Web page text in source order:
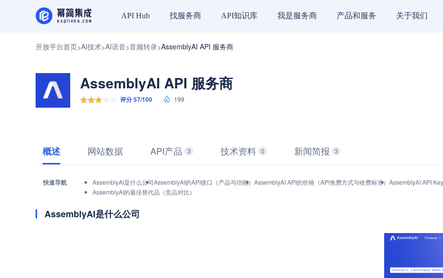
API Hub 找服务商 API知识库 我是服务商 产品和服务 关于我们
开放平台首页>AI技术>AI语音>音频转录>AssemblyAI API 服务商
AssemblyAI API 服务商
评分 57/100 199
概述 网站数据 API产品 3 技术资料 0 新闻简报 3
快速导航 AssemblyAI是什么公司AssemblyAI的API接口（产品与功能） AssemblyAI API的价格（API免费方式与收费标准） AssemblyAI API
AssemblyAI的最佳替代品（竞品对比）
AssemblyAI是什么公司